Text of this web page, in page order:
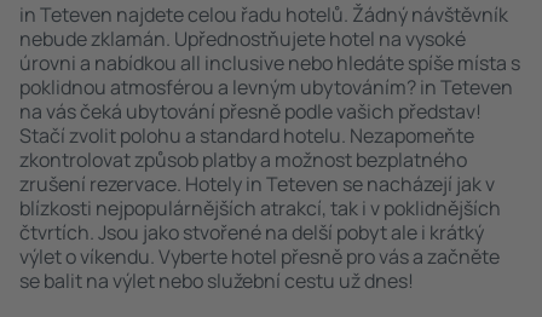
in Teteven najdete celou řadu hotelů. Žádný návštěvník
nebude zklamán. Upřednostňujete hotel na vysoké
úrovni a nabídkou all inclusive nebo hledáte spíše místa s
poklidnou atmosférou a levným ubytováním? in Teteven
na vás čeká ubytování přesně podle vašich představ!
Stačí zvolit polohu a standard hotelu. Nezapomeňte
zkontrolovat způsob platby a možnost bezplatného
zrušení rezervace. Hotely in Teteven se nacházejí jak v
blízkosti nejpopulárnějších atrakcí, tak i v poklidnějších
čtvrtích. Jsou jako stvořené na delší pobyt ale i krátký
výlet o víkendu. Vyberte hotel přesně pro vás a začněte
se balit na výlet nebo služební cestu už dnes!